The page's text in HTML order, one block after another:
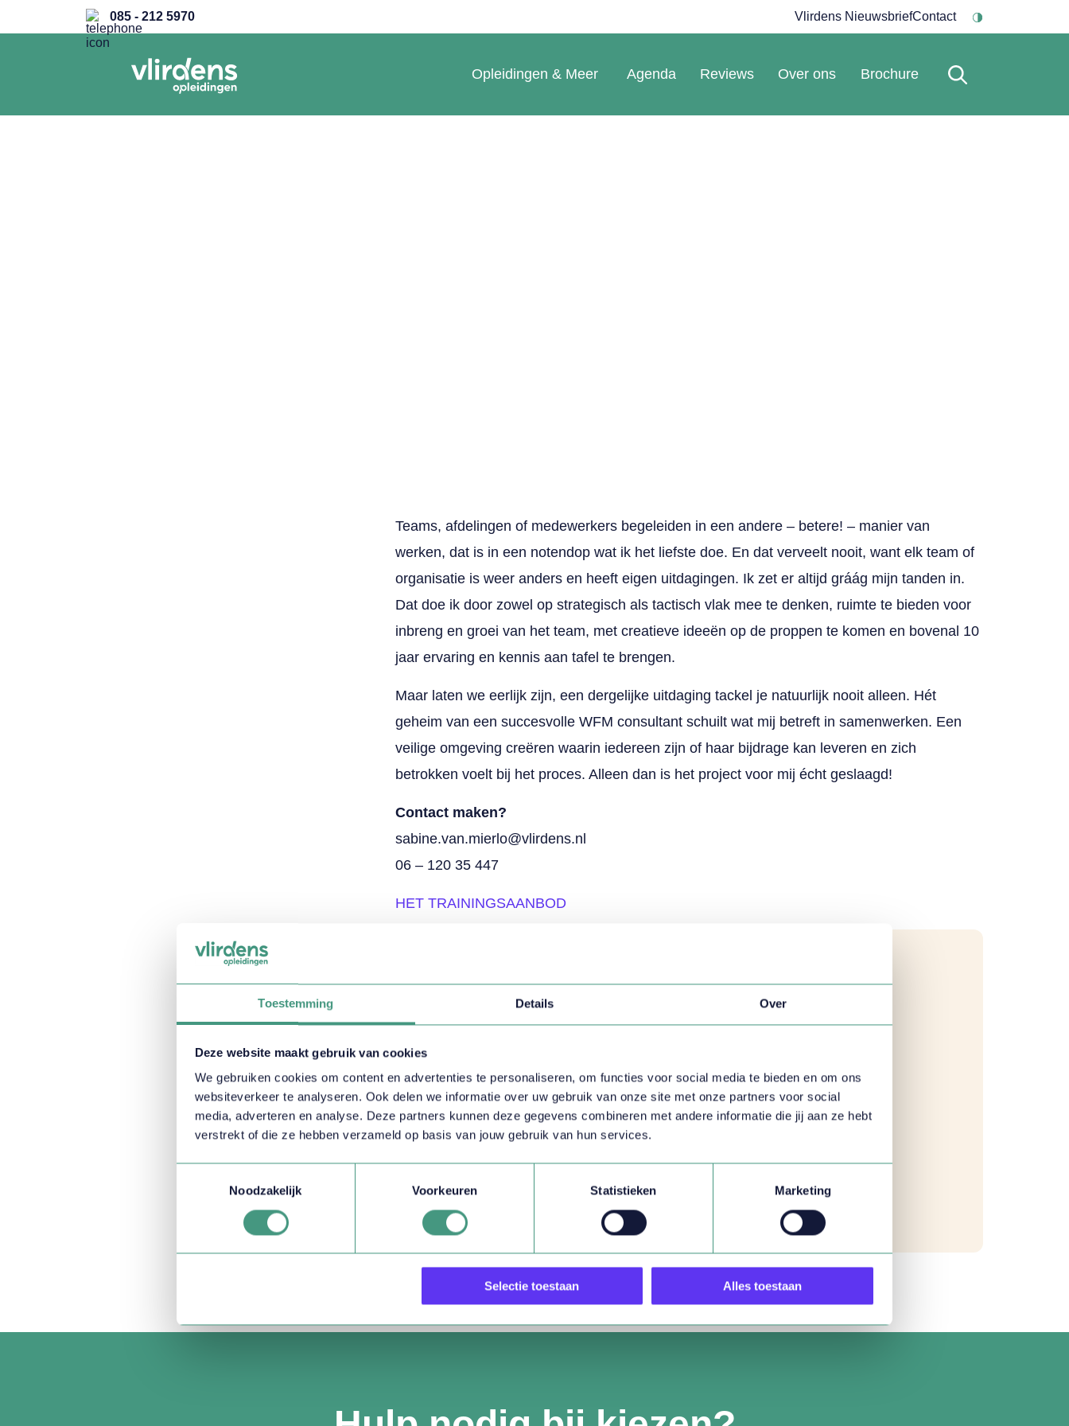
Toestemming Details Over
Deze website maakt gebruik van cookies
We gebruiken cookies om content en advertenties te personaliseren, om functies voor social media te bieden en om ons
websiteverkeer te analyseren. Ook delen we informatie over uw gebruik van onze site met onze partners voor social
media, adverteren en analyse. Deze partners kunnen deze gegevens combineren met andere informatie die jij aan ze hebt
verstrekt of die ze hebben verzameld op basis van jouw gebruik van hun services.
Noodzakelijk
Voorkeuren Statistieken Marketing
Selectie toestaan Alles toestaan
085 - 212 5970 Vlirdens NieuwsbriefContact
Opleidingen & Meer Agenda Reviews Over ons Brochure
Teams, afdelingen of medewerkers begeleiden in een andere – betere! – manier van
werken, dat is in een notendop wat ik het liefste doe. En dat verveelt nooit, want elk team of
organisatie is weer anders en heeft eigen uitdagingen. Ik zet er altijd gráág mijn tanden in.
Dat doe ik door zowel op strategisch als tactisch vlak mee te denken, ruimte te bieden voor
inbreng en groei van het team, met creatieve ideeën op de proppen te komen en bovenal 10
jaar ervaring en kennis aan tafel te brengen.
Maar laten we eerlijk zijn, een dergelijke uitdaging tackel je natuurlijk nooit alleen. Hét
geheim van een succesvolle WFM consultant schuilt wat mij betreft in samenwerken. Een
veilige omgeving creëren waarin iedereen zijn of haar bijdrage kan leveren en zich
betrokken voelt bij het proces. Alleen dan is het project voor mij écht geslaagd!
Contact maken?
sabine.van.mierlo@vlirdens.nl
06 – 120 35 447
HET TRAININGSAANBOD
Sabine van Mierlo helpt je
graag verder!